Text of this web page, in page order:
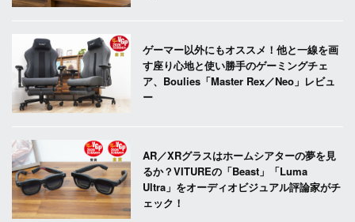
ゲーマー以外にもオススメ！他と一線を画
す座り心地と使い勝手のゲーミングチェ
ア、Boulies「Master Rex／Neo」レビュ
ー
AR／XRグラスはホームシアターの夢を見
るか？VITUREの「Beast」「Luma
Ultra」をオーディオビジュアル評論家がチ
ェック！